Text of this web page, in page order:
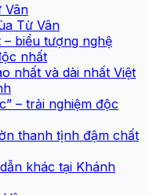
Vân
Từ Vân
biểu tượng nghệ
nhất
nhất và dài nhất Việt
– trải nghiệm độc
thanh tịnh đậm chất
khác tại Khánh